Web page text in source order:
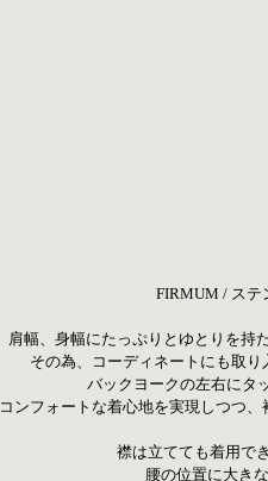
FIRMUM / ステ
肩幅、身幅にたっぷりとゆとりを持
その為、コーディネートにも取
バックヨークの左右にタ
コンフォートな着心地を実現しつつ
襟は立てても着用で
腰の位置に大き